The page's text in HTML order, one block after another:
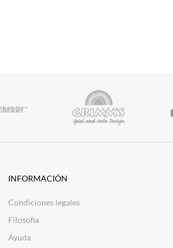
INFORMACIÓN
Condiciones legales
Filosofia
Ayuda